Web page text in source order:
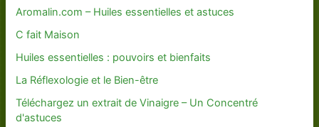
Aromalin.com – Huiles essentielles et astuces
C fait Maison
Huiles essentielles : pouvoirs et bienfaits
La Réflexologie et le Bien-être
Téléchargez un extrait de Vinaigre – Un Concentré
d'astuces